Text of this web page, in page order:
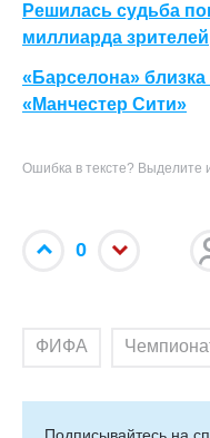
Решилась судьба
миллиарда зрителей
«Барселона»
«Манчестер Сити»
Ошибка в тексте? Выделите
0
ФИФА